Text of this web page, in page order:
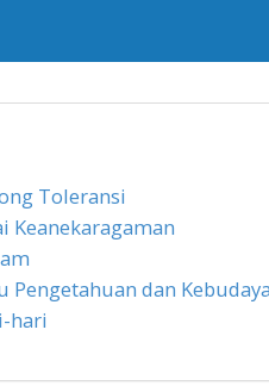
Toleransi
Keanekaragaman
dan
hari